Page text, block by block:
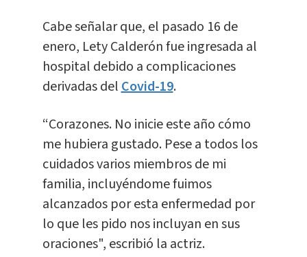
Cabe señalar que, el pasado 16 de
enero, Lety Calderón fue ingresada al
hospital debido a complicaciones
derivadas delCovid-19.
“Corazones. No inicie este año cómo
me hubiera gustado. Pese a todos los
cuidados varios miembros de mi
familia, incluyéndome fuimos
alcanzados por esta enfermedad por
lo que les pido nos incluyan en sus
oraciones", escribió la actriz.